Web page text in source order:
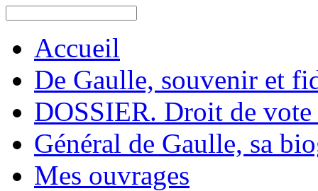
Accueil
De Gaulle, souvenir et
DOSSIER. Droit de vote
Général de Gaulle, sa
Mes ouvrages